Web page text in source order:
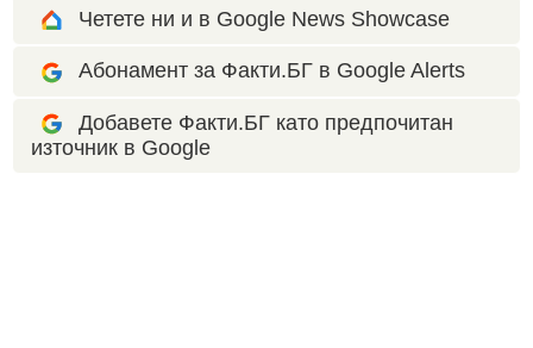
Четете ни и в Google News Showcase
Абонамент за Факти.БГ в Google Alerts
Добавете Факти.БГ като предпочитан
източник в Google